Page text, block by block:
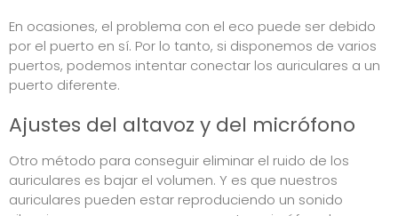
En ocasiones, el problema con el eco puede ser debido
por el puerto en sí. Por lo tanto, si disponemos de varios
puertos, podemos intentar conectar los auriculares a un
puerto diferente.
Ajustes del altavoz y del micrófono
Otro método para conseguir eliminar el ruido de los
auriculares es bajar el volumen. Y es que nuestros
auriculares pueden estar reproduciendo un sonido